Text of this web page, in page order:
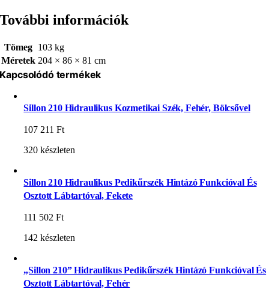
További információk
Tömeg 103 kg
Méretek 204 × 86 × 81 cm
Kapcsolódó termékek
Sillon 210 Hidraulikus Kozmetikai Szék, Fehér, Bölcsővel
107 211Ft
320 készleten
Sillon 210 Hidraulikus Pedikűrszék Hintázó Funkcióval És
Osztott Lábtartóval, Fekete
111 502Ft
142 készleten
„Sillon 210” Hidraulikus Pedikűrszék Hintázó Funkcióval És
Osztott Lábtartóval, Fehér